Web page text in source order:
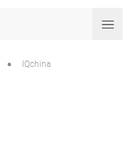
• IQchina